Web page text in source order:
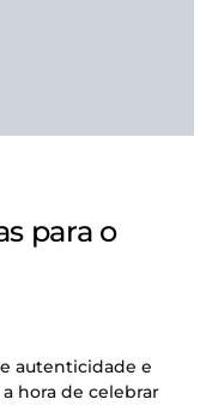
para o
autenticidade e
hora de celebrar